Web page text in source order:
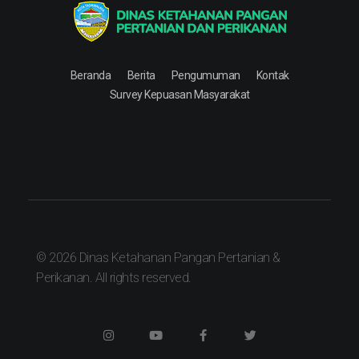
Beranda Berita Pengumuman
Kontak
Survey Kepuasan Masyarakat
© 2026 Dinas Ketahanan Pangan Pertanian &
Perikanan. All rights reserved.